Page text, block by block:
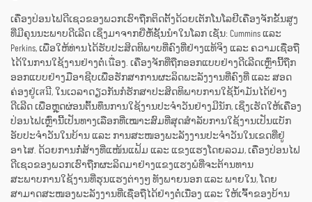
ເຄື່ອງປ່ອນໄຟດີເຊວຂອງພວກເຮົາຖືກຕິດຕັ້ງດ້ວຍເຕັກໂນໂລຢີເຄື່ອງຈັກຂັ້ນສູງ
ທີ່ມີຄຸນນະພາບດີເລີດ ເຊິ່ງມາຈາກຍີ່ຫໍ້ຊັ້ນນຳໃນໂລກ ເຊັ່ນ: Cummins ແລະ
Perkins, ເພື່ອໃຫ້ທ່ານໄດ້ຮັບປະສິດທິພາບທີ່ຄົງທີ່ຢ່າງແທ້ຈິງ ແລະ ຄວາມເຊື່ອຖື
ໄດ້ໃນການໃຊ້ງານຢ່າງຕໍ່เนື່ອງ. ເຄື່ອງຈັກທີ່ຖືກອອກແບບຢ່າງດີເລີດເຫຼົ່ານີ້ຖືກ
ອອກແບບຢ່າງມືອາຊີບເພື່ອຮັກສາການຜະລິດພະລັງງານທີ່ຄົງທີ່ ແລະ ສອດ
ຄ່ອງຢູ່ເสมີ, ໃນເວລາດຽວກັນກໍຮັກສາປະສິດທິພາບການໃຊ້ນ້ຳມັນໄດ້ຢ່າງ
ດີເລີດ ເພື່ອຫຼຸດຜ່ອນຕົ້ນທຶນການໃຊ້ງານປະຈຳວັນຢ່າງມີນັກ, ເຊິ່ງເຮັດໃຫ້ເຄື່ອງ
ປ່ອນໄຟເຫຼົ່ານີ້ເປັນທາງເລືອກທີ່ເໝາະສົມທີ່ສຸດສຳລັບການໃຊ້ງານເປັນແບັກ
ອັບປະຈຳວັນໃນບ້ານ ແລະ ການສະໜອງພະລັງງານປະຈຳວັນໃນເຂດທີ່ຢູ່
ອາໄສ. ດ້ວຍການກໍ່ສ້າງທີ່ແໜ້ນແຟ້ມ ແລະ ແຂງແຮງໂດຍລວມ, ເຄື່ອງປ່ອນໄຟ
ດີເຊວຂອງພວກເຮົາຖືກຜະລິດມາຢ່າງແຂງແຮງພໍທີ່ຈະຕ້ານທານ
ສະພາບການໃຊ້ງານທີ່ຮຸນແຮງຕ່າງໆ ທັງພາຍນອກ ແລະ ພາຍໃນ, ໂດຍ
ສາມາດສະໜອງພະລັງງານທີ່ເຊື່ອຖືໄດ້ຢ່າງຕໍ່ເນື່ອງ ແລະ ໃຫ້ເຈົ້າຂອງບ້ານ